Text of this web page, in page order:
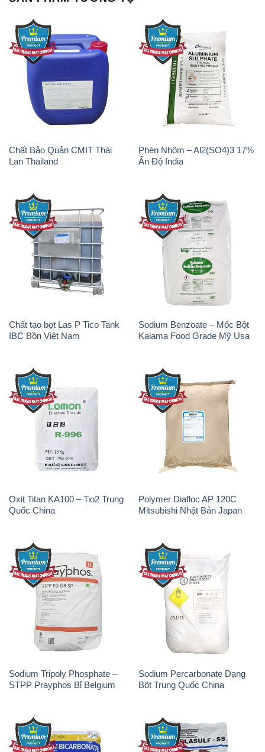
Chất Bảo Quản CMIT Thái
Lan Thailand
Phèn Nhôm – Al2(SO4)3 17%
Ấn Độ India
Chất tạo bọt Las P Tico Tank
IBC Bồn Việt Nam
Sodium Benzoate – Mốc Bột
Kalama Food Grade Mỹ Usa
Oxit Titan KA100 – Tio2 Trung
Quốc China
Polymer Diafloc AP 120C
Mitsubishi Nhật Bản Japan
Sodium Tripoly Phosphate –
STPP Prayphos Bỉ Belgium
Sodium Percarbonate Dạng
Bột Trung Quốc China